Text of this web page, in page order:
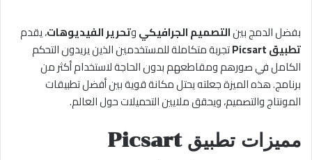
بفضل الدمج بينالتصميم الجرافيكيوتحرير الفيديوهات، يقدم
تطبيق Picsart
تجربة متكاملة للمستخدمين الذين يريدون التحكم
الكامل في صورهم ومقاطعهم بدون الحاجة لاستخدام أكثر من
برنامج. هذه الميزة جعلته يحتل مكانة قوية بين أفضل تطبيقات
المونتاج والتصميم، ويحقق ملايين التحميلات حول العالم.
مميزات تطبيق Picsart